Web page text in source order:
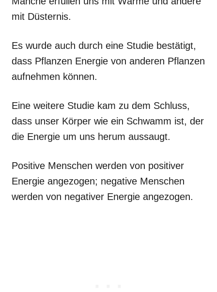
mit Düsternis.
Es wurde auch durch eine Studie bestätigt,
dass Pflanzen Energie von anderen Pflanzen
aufnehmen können.
Eine weitere Studie kam zu dem Schluss,
dass unser Körper wie ein Schwamm ist, der
die Energie um uns herum aussaugt.
Positive Menschen werden von positiver
Energie angezogen; negative Menschen
werden von negativer Energie angezogen.